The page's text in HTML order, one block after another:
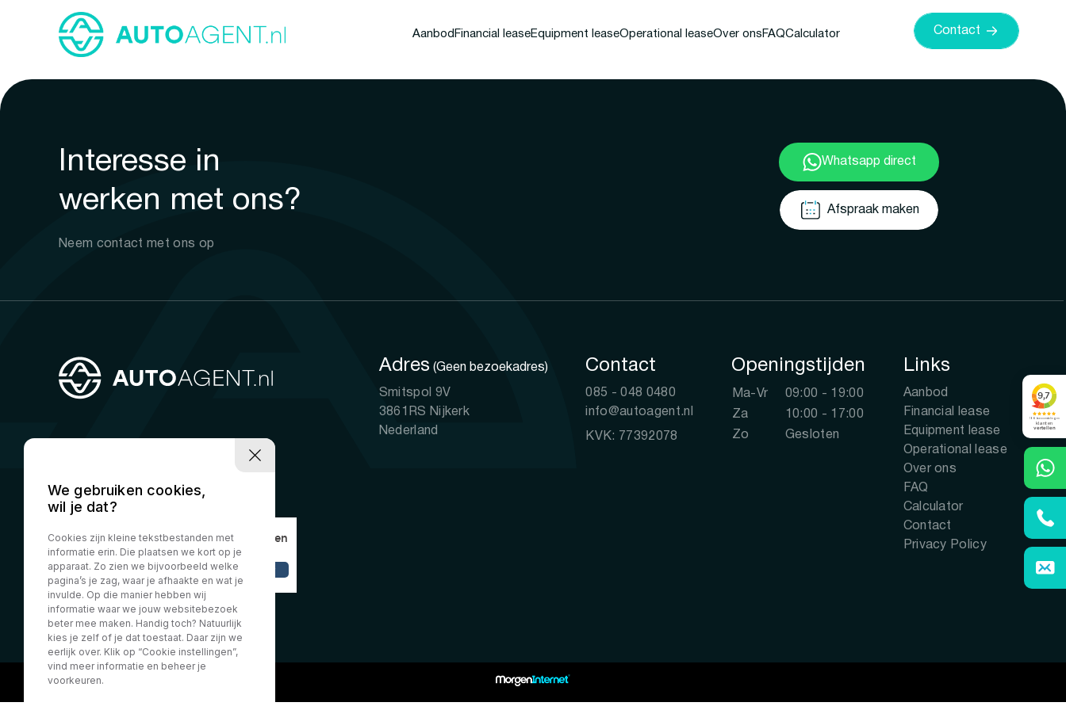
Aanbod Financial leaseEquipment leaseOperational leaseOver ons FAQCalculator Contact
Interesse in
werken met ons?
Neem contact met ons op
Whatsapp direct
Afspraak maken
Adres (Geen bezoekadres)
Smitspol 9V
3861RS Nijkerk
Nederland
Contact
085 - 048 0480
info@autoagent.nl
KVK: 77392078
Openingstijden
Ma-Vr
09:00 - 19:00
Za
10:00 - 17:00
Zo
Gesloten
Links
Aanbod
Financial lease
Equipment lease
Operational lease
Over ons
FAQ
Calculator
Contact
Privacy Policy
We gebruiken cookies,
wil je dat?
Cookies zijn kleine tekstbestanden met
informatie erin. Die plaatsen we kort op je
apparaat. Zo zien we bijvoorbeeld welke
pagina’s je zag, waar je afhaakte en wat je
invulde. Op die manier hebben wij
informatie waar we jouw websitebezoek
beter mee maken. Handig toch? Natuurlijk
kies je zelf of je dat toestaat. Daar zijn we
eerlijk over. Klik op “Cookie instellingen”,
vind meer informatie en beheer je
voorkeuren.